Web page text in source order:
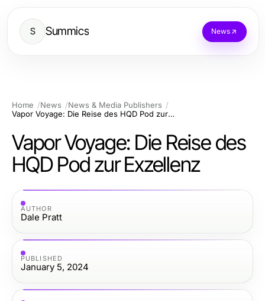
S Summics News
Home News
News & Media Publishers
Vapor Voyage: Die Reise des HQD Pod zur Exzellenz
Vapor Voyage: Die Reise des
HQD Pod zur Exzellenz
AUTHOR
Dale Pratt
PUBLISHED
January 5, 2024